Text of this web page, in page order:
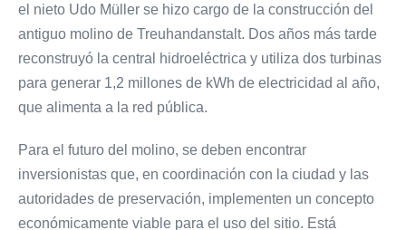
el nieto Udo Müller se hizo cargo de la construcción del
antiguo molino de Treuhandanstalt. Dos años más tarde
reconstruyó la central hidroeléctrica y utiliza dos turbinas
para generar 1,2 millones de kWh de electricidad al año,
que alimenta a la red pública.
Para el futuro del molino, se deben encontrar
inversionistas que, en coordinación con la ciudad y las
autoridades de preservación, implementen un concepto
económicamente viable para el uso del sitio. Está